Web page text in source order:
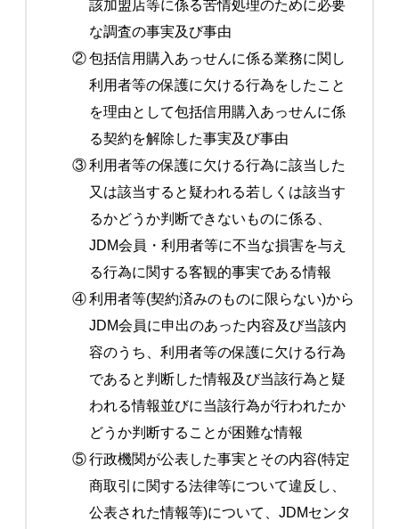
該加盟店等に係る苦情処理のために必要
な調査の事実及び事由
②包括信用購入あっせんに係る業務に関し
利用者等の保護に欠ける行為をしたこと
を理由として包括信用購入あっせんに係
る契約を解除した事実及び事由
③利用者等の保護に欠ける行為に該当した
又は該当すると疑われる若しくは該当す
るかどうか判断できないものに係る、
JDM会員・利用者等に不当な損害を与え
る行為に関する客観的事実である情報
④利用者等(契約済みのものに限らない)から
JDM会員に申出のあった内容及び当該内
容のうち、利用者等の保護に欠ける行為
であると判断した情報及び当該行為と疑
われる情報並びに当該行為が行われたか
どうか判断することが困難な情報
⑤行政機関が公表した事実とその内容(特定
商取引に関する法律等について違反し、
公表された情報等)について、JDMセンタ